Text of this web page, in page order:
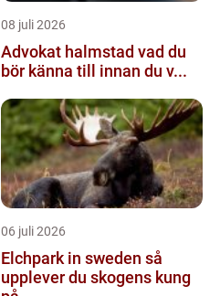
08 juli 2026
Advokat halmstad vad du
bör känna till innan du v...
06 juli 2026
Elchpark in sweden så
upplever du skogens kung